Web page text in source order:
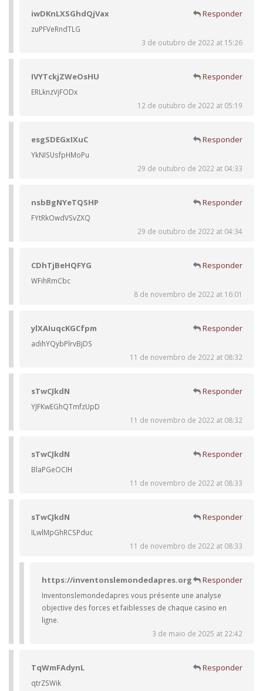
iwDKnLXSGhdQjVax Responder
zuPFVeRndTLG
3 de outubro de 2022 at 15:26
IVYTckjZWeOsHU Responder
ERLknzVjFODx
12 de outubro de 2022 at 05:19
esgSDEGxIXuC Responder
YkNISUsfpHMoPu
29 de outubro de 2022 at 04:33
nsbBgNYeTQSHP Responder
FYtRkOwdVSvZXQ
29 de outubro de 2022 at 04:34
CDhTjBeHQFYG Responder
WFihRmCbc
8 de novembro de 2022 at 16:01
ylXAIuqcKGCfpm Responder
adihYQybPlrvBjDS
11 de novembro de 2022 at 08:32
sTwCJkdN Responder
YJFKwEGhQTmfzUpD
11 de novembro de 2022 at 08:32
sTwCJkdN Responder
BlaPGeOCIH
11 de novembro de 2022 at 08:33
sTwCJkdN Responder
ILwlMpGhRCSPduc
11 de novembro de 2022 at 08:33
https://inventonslemondedapres.org Responder
Inventonslemondedapres vous présente une analyse
objective des forces et faiblesses de chaque casino en
ligne.
3 de maio de 2025 at 22:42
TqWmFAdynL Responder
qtrZSWik